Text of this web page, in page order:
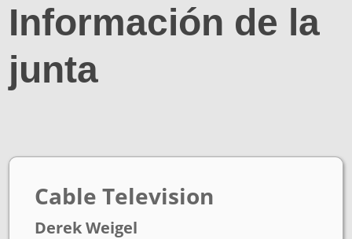
Información de la
junta
Cable Television
Derek Weigel